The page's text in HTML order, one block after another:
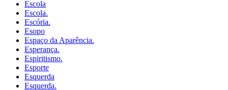
Escola
Escola.
Escória.
Esopo
Espaço da Aparência.
Esperança.
Espiritismo.
Esporte
Esquerda
Esquerda.